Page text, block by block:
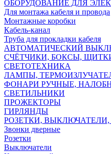
ОБОРУДОВАНИЕ ДЛЯ
Для монтажа кабеля и провода
Монтажные коробки
Кабель-канал
Труба для прокладки кабеля
АВТОМАТИЧЕСКИЙ
СЧЁТЧИКИ, БОКСЫ,
СВЕТОТЕХНИКА
ЛАМПЫ,
ФОНАРИ РУЧНЫЕ,
СВЕТИЛЬНИКИ
ПРОЖЕКТОРЫ
ГИРЛЯНДЫ
РОЗЕТКИ,
Звонки дверные
Розетки
Выключатели